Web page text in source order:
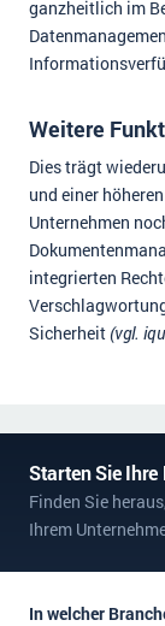
ganzheitlich im
Weitere
Dies trägt
und einer
Unternehmen
integrierten
Sicherheit(vgl.
Starten Sie Ihre
Finden Sie
Ihrem
In welcher